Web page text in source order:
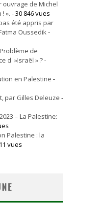
de Michel
». - 30 846 vues
été appris par
Oussedik-
de
d' »Israël » ?-
en Palestine -
par Gilles Deleuze -
– La Palestine:
Palestine : la
vues